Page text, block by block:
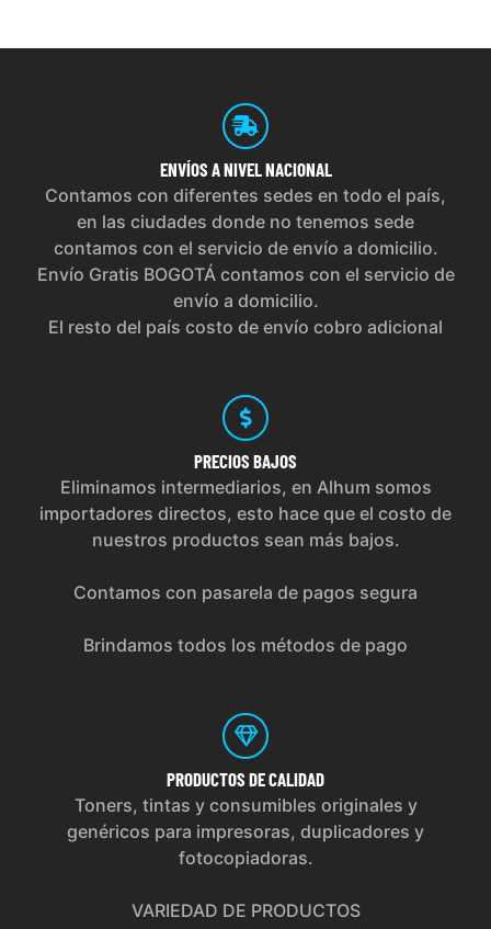
ENVÍOS A NIVEL NACIONAL
Contamos con diferentes sedes en todo el país,
en las ciudades donde no tenemos sede
contamos con el servicio de envío a domicilio.
Envío Gratis BOGOTÁ contamos con el servicio de
envío a domicilio.
El resto del país costo de envío cobro adicional
PRECIOS BAJOS
Eliminamos intermediarios, en Alhum somos
importadores directos, esto hace que el costo de
nuestros productos sean más bajos.
Contamos con pasarela de pagos segura
Brindamos todos los métodos de pago
PRODUCTOS DE CALIDAD
Toners, tintas y consumibles originales y
genéricos para impresoras, duplicadores y
fotocopiadoras.
VARIEDAD DE PRODUCTOS